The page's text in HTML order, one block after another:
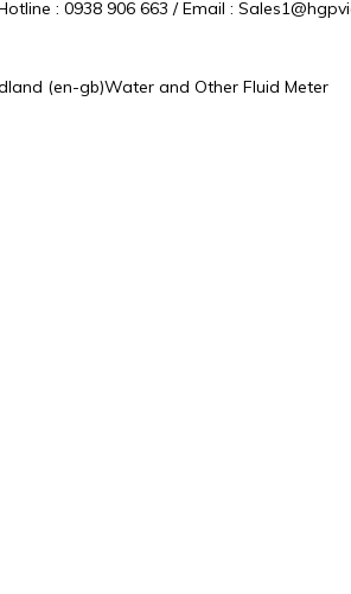
: 0938 906 663 / Email :
(en-gb)Water and Other Fluid Meter